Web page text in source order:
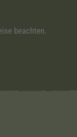
beachten.